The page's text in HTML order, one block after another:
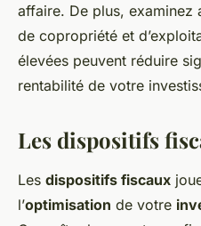
affaire. De plus, examinez
de copropriété et
élevées peuvent réduire
rentabilité de votre
Les dispositifs
Les dispositifs fiscaux
l’optimisation de votre